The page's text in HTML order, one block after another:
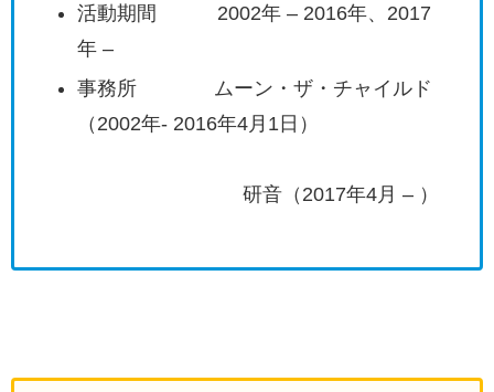
活動期間 2002年 – 2016年、2017
年 –
事務所 ムーン・ザ・チャイルド
（2002年- 2016年4月1日）
研音（2017年4月 – ）